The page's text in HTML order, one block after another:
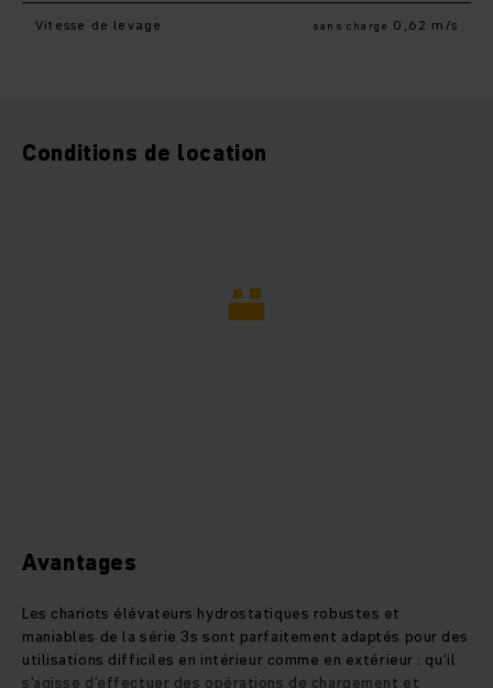
Vitesse de levage sans charge 0,62 m/s
Conditions de location
Avantages
Les chariots élévateurs hydrostatiques robustes et
maniables de la série 3s sont parfaitement adaptés pour des
utilisations difficiles en intérieur comme en extérieur : qu'il
s'agisse d’effectuer des opérations de chargement et